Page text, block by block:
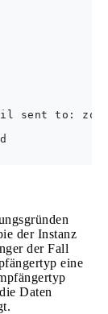
sent to:
der Instanz
der Fall
eine
Daten